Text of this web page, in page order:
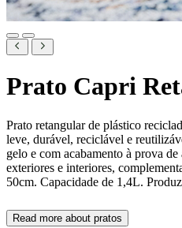
Prato Capri
Prato retangular de plástico
leve, durável, reciclável e
gelo e com acabamento à prova
exteriores e interiores,
50cm. Capacidade de 1,4L.
Read more about pratos